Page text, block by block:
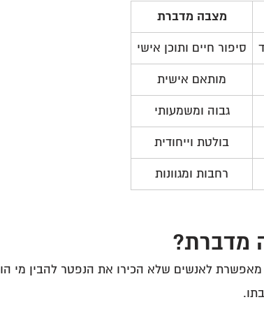
מצבה מדברת
סיפור חיים ותוכן אישי
מותאם אישית
גבוה ומשמעותי
בולטת וייחודית
רחבות ומגוונות
מדברת?
לאנשים שלא הכירו את הנפטר להבין מי